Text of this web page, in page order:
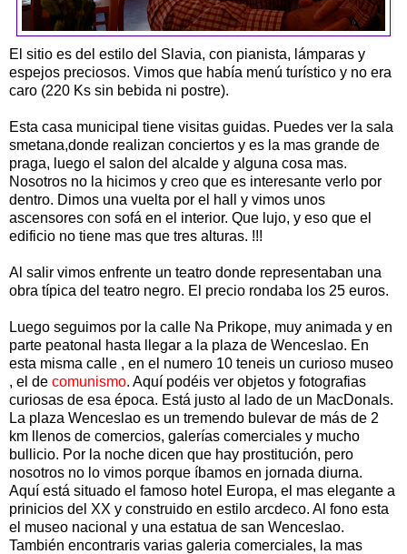
El sitio es del estilo del Slavia, con pianista, lámparas y
espejos preciosos. Vimos que había menú turístico y no era
caro (220 Ks sin bebida ni postre).
Esta casa municipal tiene visitas guidas. Puedes ver la sala
smetana,donde realizan conciertos y es la mas grande de
praga, luego el salon del alcalde y alguna cosa mas.
Nosotros no la hicimos y creo que es interesante verlo por
dentro. Dimos una vuelta por el hall y vimos unos
ascensores con sofá en el interior. Que lujo, y eso que el
edificio no tiene mas que tres alturas. !!!
Al salir vimos enfrente un teatro donde representaban una
obra típica del teatro negro. El precio rondaba los 25 euros.
Luego seguimos por la calle Na Prikope, muy animada y en
parte peatonal hasta llegar a la plaza de Wenceslao. En
esta misma calle , en el numero 10 teneis un curioso museo
, el de comunismo. Aquí podéis ver objetos y fotografias
curiosas de esa época. Está justo al lado de un MacDonals.
La plaza Wenceslao es un tremendo bulevar de más de 2
km llenos de comercios, galerías comerciales y mucho
bullicio. Por la noche dicen que hay prostitución, pero
nosotros no lo vimos porque íbamos en jornada diurna.
Aquí está situado el famoso hotel Europa, el mas elegante a
prinicios del XX y construido en estilo arcdeco. Al fono esta
el museo nacional y una estatua de san Wenceslao.
También encontraris varias galeria comerciales, la mas